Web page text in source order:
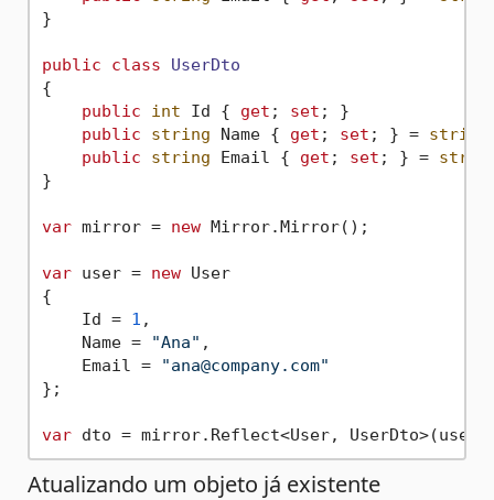
}
public class
UserDto
{
public
int Id { get ; set ; }
public
string Name { get ; set ; } = string
public
string Email { get ; set ; } =
}
var mirror = new Mirror.Mirror();
var user = new User
{
    Id =
1 ,
    Name =
"Ana" ,
    Email =
"ana@company.com"
};
var
Atualizando um objeto já existente